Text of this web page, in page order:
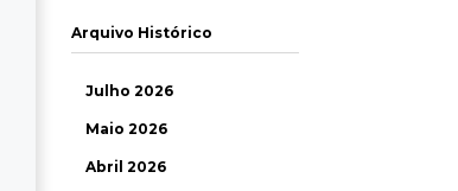
Arquivo Histórico
Julho 2026
Maio 2026
Abril 2026